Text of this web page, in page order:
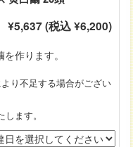
¥5,637 (税込 ¥6,200)
作ります。
り不足する場合がござい
ます。